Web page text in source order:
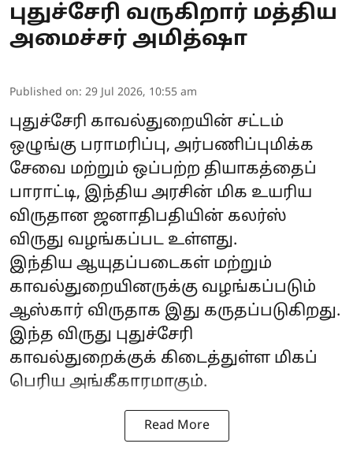
புதுச்சேரி வருகிறார் மத்திய
அமைச்சர் அமித்ஷா
Published on: 29 Jul 2026, 10:55 am
புதுச்சேரி காவல்துறையின் சட்டம்
ஒழுங்கு பராமரிப்பு, அர்பணிப்புமிக்க
சேவை மற்றும் ஒப்பற்ற தியாகத்தைப்
பாராட்டி, இந்திய அரசின் மிக உயரிய
விருதான ஜனாதிபதியின் கலர்ஸ்
விருது வழங்கப்பட உள்ளது.
இந்திய ஆயுதப்படைகள் மற்றும்
காவல்துறையினருக்கு வழங்கப்படும்
ஆஸ்கார் விருதாக இது கருதப்படுகிறது.
இந்த விருது புதுச்சேரி
காவல்துறைக்குக் கிடைத்துள்ள மிகப்
பெரிய அங்கீகாரமாகும்.
Read More